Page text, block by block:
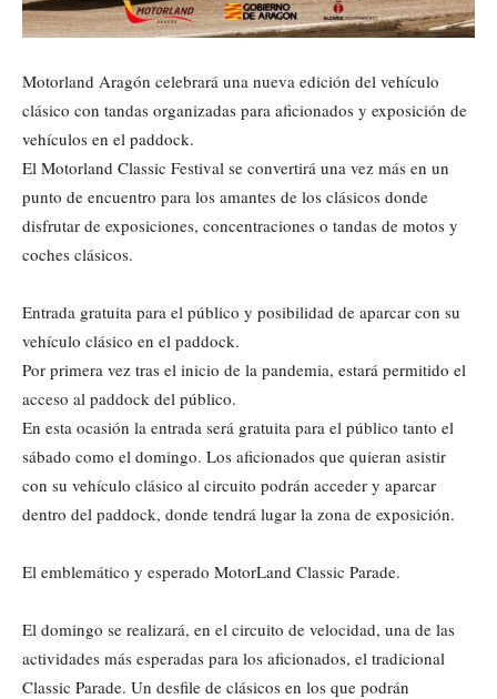
Motorland Aragón celebrará una nueva edición del vehículo
clásico con tandas organizadas para aficionados y exposición de
vehículos en el paddock.
El Motorland Classic Festival se convertirá una vez más en un
punto de encuentro para los amantes de los clásicos donde
disfrutar de exposiciones, concentraciones o tandas de motos y
coches clásicos.
Entrada gratuita para el público y posibilidad de aparcar con su
vehículo clásico en el paddock.
Por primera vez tras el inicio de la pandemia, estará permitido el
acceso al paddock del público.
En esta ocasión la entrada será gratuita para el público tanto el
sábado como el domingo. Los aficionados que quieran asistir
con su vehículo clásico al circuito podrán acceder y aparcar
dentro del paddock, donde tendrá lugar la zona de exposición.
El emblemático y esperado MotorLand Classic Parade.
El domingo se realizará, en el circuito de velocidad, una de las
actividades más esperadas para los aficionados, el tradicional
Classic Parade. Un desfile de clásicos en los que podrán